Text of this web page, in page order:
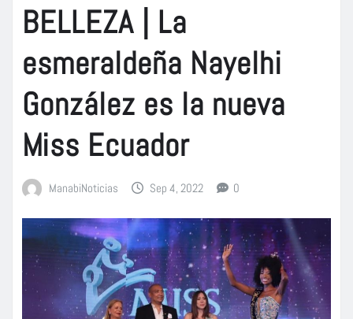
BELLEZA | La
esmeraldeña Nayelhi
González es la nueva
Miss Ecuador
ManabiNoticias Sep 4, 2022 0